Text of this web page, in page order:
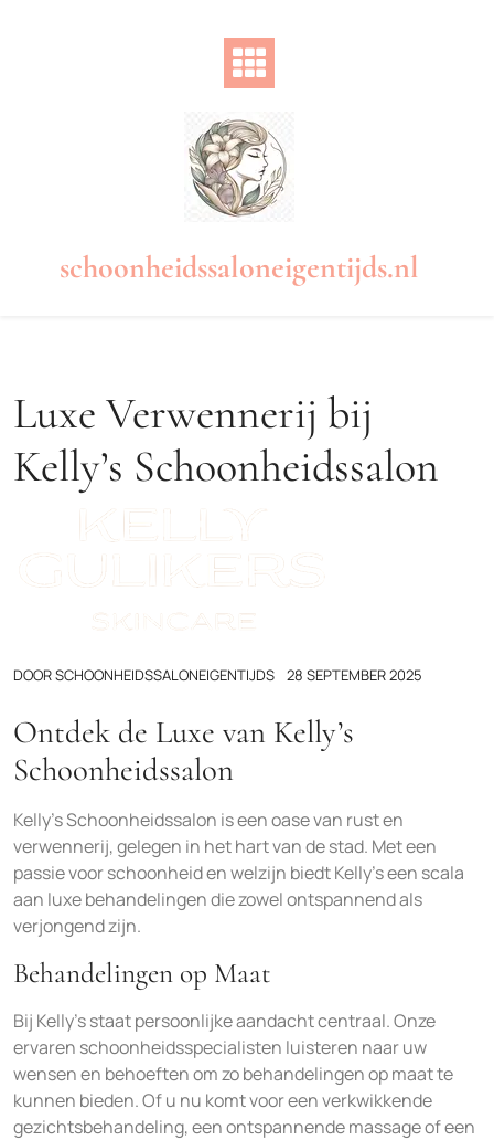
schoonheidssaloneigentijds.nl
Luxe Verwennerij bij
Kelly’s Schoonheidssalon
DOORSCHOONHEIDSSALONEIGENTIJDS 28 SEPTEMBER 2025
Ontdek de Luxe van Kelly’s
Schoonheidssalon
Kelly’s Schoonheidssalon is een oase van rust en
verwennerij, gelegen in het hart van de stad. Met een
passie voor schoonheid en welzijn biedt Kelly’s een scala
aan luxe behandelingen die zowel ontspannend als
verjongend zijn.
Behandelingen op Maat
Bij Kelly’s staat persoonlijke aandacht centraal. Onze
ervaren schoonheidsspecialisten luisteren naar uw
wensen en behoeften om zo behandelingen op maat te
kunnen bieden. Of u nu komt voor een verkwikkende
gezichtsbehandeling, een ontspannende massage of een